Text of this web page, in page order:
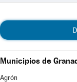
Municipios de
Agrón